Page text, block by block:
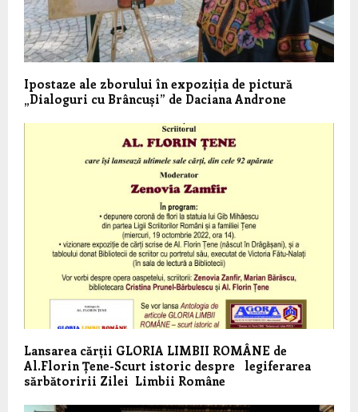
Ipostaze ale zborului în expoziția de pictură
„Dialoguri cu Brâncuși” de Daciana Androne
Lansarea cărții GLORIA LIMBII ROMÂNE de
Al.Florin Țene-Scurt istoric despre legiferarea
sărbătoririi Zilei Limbii Române